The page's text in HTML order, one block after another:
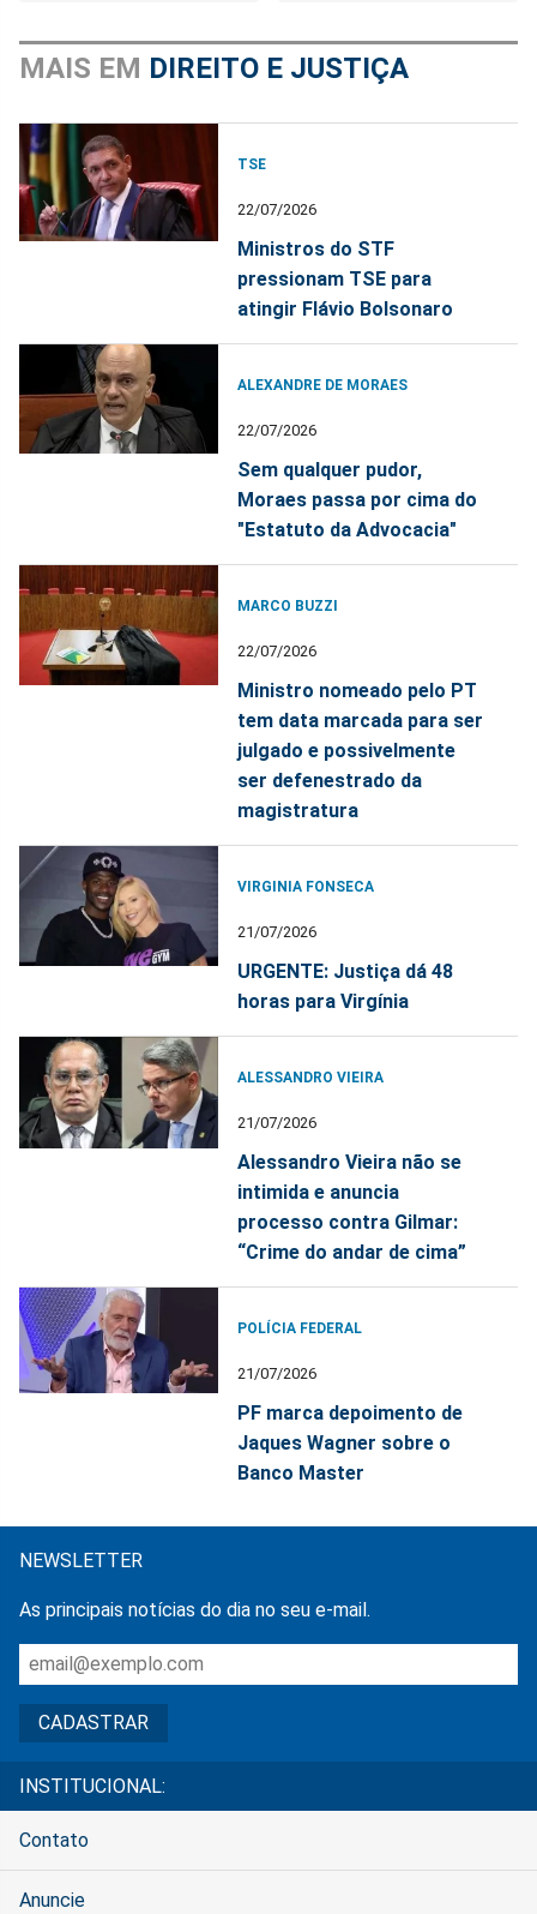
MAIS EM DIREITO E JUSTIÇA
TSE
22/07/2026
Ministros do STF
pressionam TSE para
atingir Flávio Bolsonaro
ALEXANDRE DE MORAES
22/07/2026
Sem qualquer pudor,
Moraes passa por cima do
"Estatuto da Advocacia"
MARCO BUZZI
22/07/2026
Ministro nomeado pelo PT
tem data marcada para ser
julgado e possivelmente
ser defenestrado da
magistratura
VIRGINIA FONSECA
21/07/2026
URGENTE: Justiça dá 48
horas para Virgínia
ALESSANDRO VIEIRA
21/07/2026
Alessandro Vieira não se
intimida e anuncia
processo contra Gilmar:
“Crime do andar de cima”
POLÍCIA FEDERAL
21/07/2026
PF marca depoimento de
Jaques Wagner sobre o
Banco Master
NEWSLETTER
As principais notícias do dia no seu e-mail.
INSTITUCIONAL:
Contato
Anuncie